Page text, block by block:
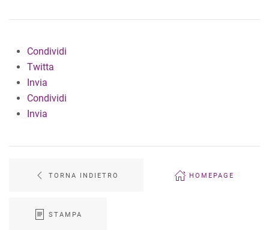
Condividi
Twitta
Invia
Condividi
Invia
TORNA INDIETRO HOMEPAGE
STAMPA